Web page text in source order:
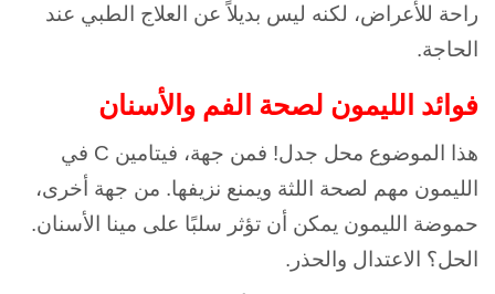
راحة للأعراض، لكنه ليس بديلاً عن العلاج الطبي عند
الحاجة.
فوائد الليمون لصحة الفم والأسنان
هذا الموضوع محل جدل! فمن جهة، فيتامين C في
الليمون مهم لصحة اللثة ويمنع نزيفها. من جهة أخرى،
حموضة الليمون يمكن أن تؤثر سلبًا على مينا الأسنان.
الحل؟ الاعتدال والحذر.